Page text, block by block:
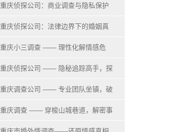
重庆侦探公司：商业调查与隐私保护
的博弈场
重庆侦探公司：法律边界下的婚姻真
相探寻者
重庆小三调查 —— 理性化解情感危
机，守护家庭幸福
重庆侦探公司 —— 隐秘追踪高手，探
寻事实真相
重庆调查公司 —— 专业团队坐镇，破
解各类难题
重庆调查 —— 穿梭山城巷道，解密事